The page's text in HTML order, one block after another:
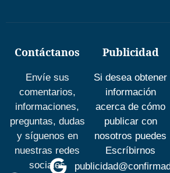
Contáctanos
Envíe sus
comentarios,
informaciones,
preguntas, dudas
y síguenos en
nuestras redes
sociales
Publicidad
Si desea obtener
información
acerca de cómo
publicar con
nosotros puedes
Escríbirnos